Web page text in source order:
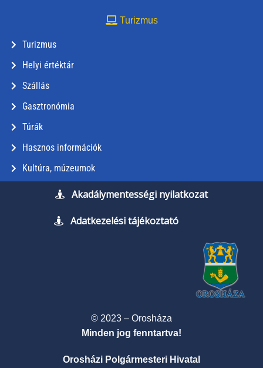
Turizmus
Turizmus
Helyi értéktár
Szállás
Gasztronómia
Túrák
Hasznos információk
Kultúra, múzeumok
Akadálymentességi nyilatkozat
Adatkezelési tájékoztató
© 2023 – Orosháza
Minden jog fenntartva!
Orosházi Polgármesteri Hivatal